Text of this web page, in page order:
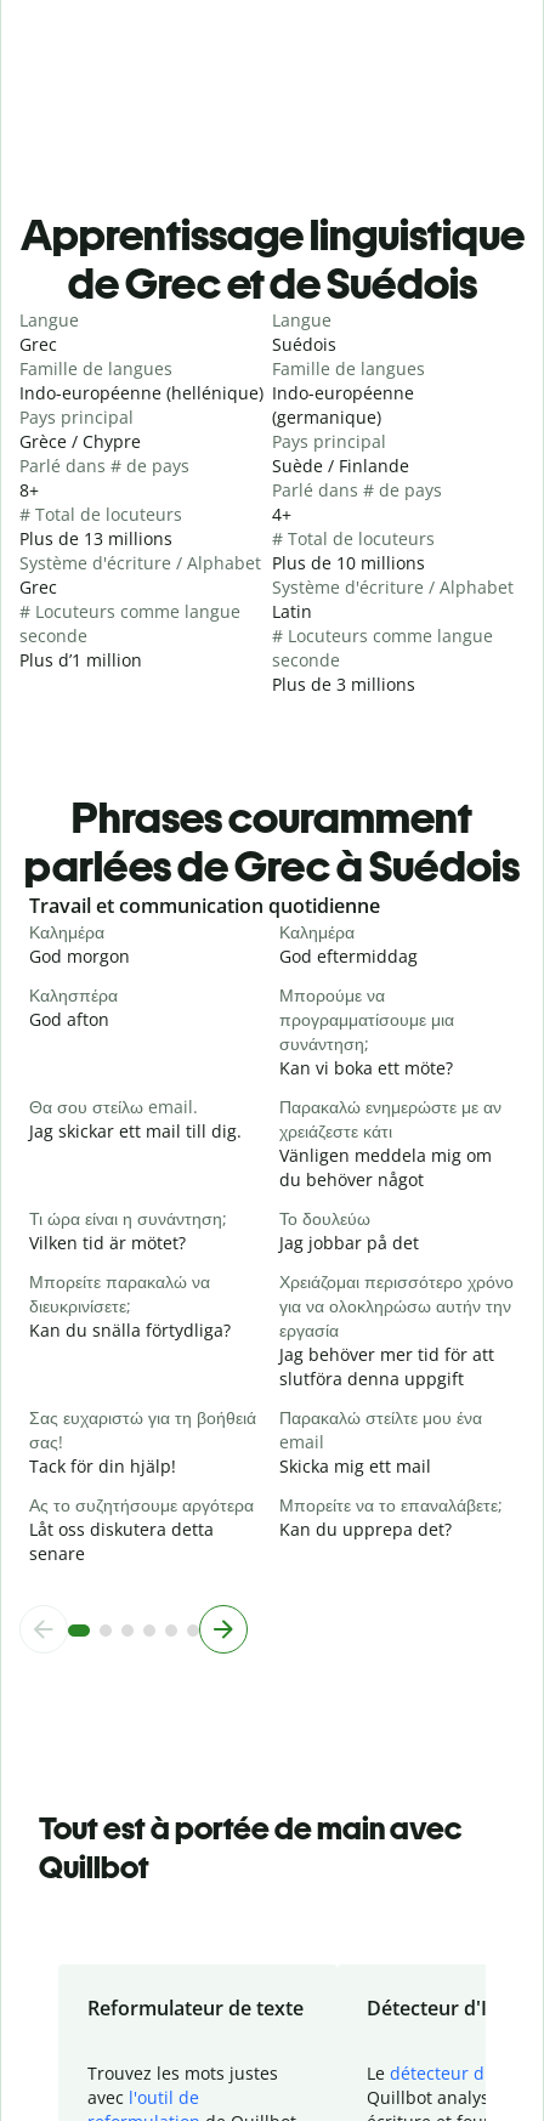
Apprentissage linguistique
de Grec et de Suédois
Langue
Grec
Famille de langues
Indo-européenne (hellénique)
Pays principal
Grèce / Chypre
Parlé dans # de pays
8+
# Total de locuteurs
Plus de 13 millions
Système d'écriture / Alphabet
Grec
# Locuteurs comme langue
seconde
Plus d’1 million
Langue
Suédois
Famille de langues
Indo-européenne
(germanique)
Pays principal
Suède / Finlande
Parlé dans # de pays
4+
# Total de locuteurs
Plus de 10 millions
Système d'écriture / Alphabet
Latin
# Locuteurs comme langue
seconde
Plus de 3 millions
Phrases couramment
parlées de Grec à Suédois
Slide 1 of 6
Travail et communication quotidienne
Καλημέρα
God morgon
Καλημέρα
God eftermiddag
Καλησπέρα
God afton
Μπορούμε να
προγραμματίσουμε μια
συνάντηση;
Kan vi boka ett möte?
Θα σου στείλω email.
Jag skickar ett mail till dig.
Παρακαλώ ενημερώστε με αν
χρειάζεστε κάτι
Vänligen meddela mig om
du behöver något
Τι ώρα είναι η συνάντηση;
Vilken tid är mötet?
Το δουλεύω
Jag jobbar på det
Μπορείτε παρακαλώ να
διευκρινίσετε;
Kan du snälla förtydliga?
Χρειάζομαι περισσότερο χρόνο
για να ολοκληρώσω αυτήν την
εργασία
Jag behöver mer tid för att
slutföra denna uppgift
Σας ευχαριστώ για τη βοήθειά
σας!
Tack för din hjälp!
Παρακαλώ στείλτε μου ένα
email
Skicka mig ett mail
Ας το συζητήσουμε αργότερα
Låt oss diskutera detta
senare
Μπορείτε να το επαναλάβετε;
Kan du upprepa det?
Tout est à portée de main avec
Quillbot
Reformulateur de texte
Trouvez les mots justes
avec l'outil de
Détecteur d'IA
Le détecteur d'IA
Quillbot analyse votre